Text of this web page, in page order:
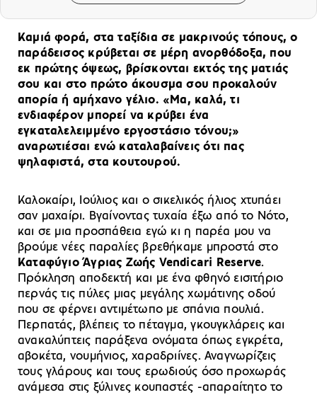
Καμιά φορά, στα ταξίδια σε μακρινούς τόπους, ο
παράδεισος κρύβεται σε μέρη ανορθόδοξα, που
εκ πρώτης όψεως, βρίσκονται εκτός της ματιάς
σου και στο πρώτο άκουσμα σου προκαλούν
απορία ή αμήχανο γέλιο. «Μα, καλά, τι
ενδιαφέρον μπορεί να κρύβει ένα
εγκαταλελειμμένο εργοστάσιο τόνου;»
αναρωτιέσαι ενώ καταλαβαίνεις ότι πας
ψηλαφιστά, στα κουτουρού.
Καλοκαίρι, Ιούλιος και ο σικελικός ήλιος χτυπάει
σαν μαχαίρι. Βγαίνοντας τυχαία έξω από το Νότο,
και σε μια προσπάθεια εγώ κι η παρέα μου να
βρούμε νέες παραλίες βρεθήκαμε μπροστά στο
Καταφύγιο Άγριας Ζωής Vendicari Reserve.
Πρόκληση αποδεκτή και με ένα φθηνό εισιτήριο
περνάς τις πύλες μιας μεγάλης χωμάτινης οδού
που σε φέρνει αντιμέτωπο με σπάνια πουλιά.
Περπατάς, βλέπεις το πέταγμα, γκουγκλάρεις και
ανακαλύπτεις παράξενα ονόματα όπως εγκρέτα,
αβοκέτα, νουμήνιος, χαραδριίνες. Αναγνωρίζεις
τους γλάρους και τους ερωδιούς όσο προχωράς
ανάμεσα στις ξύλινες κουπαστές -απαραίτητο το